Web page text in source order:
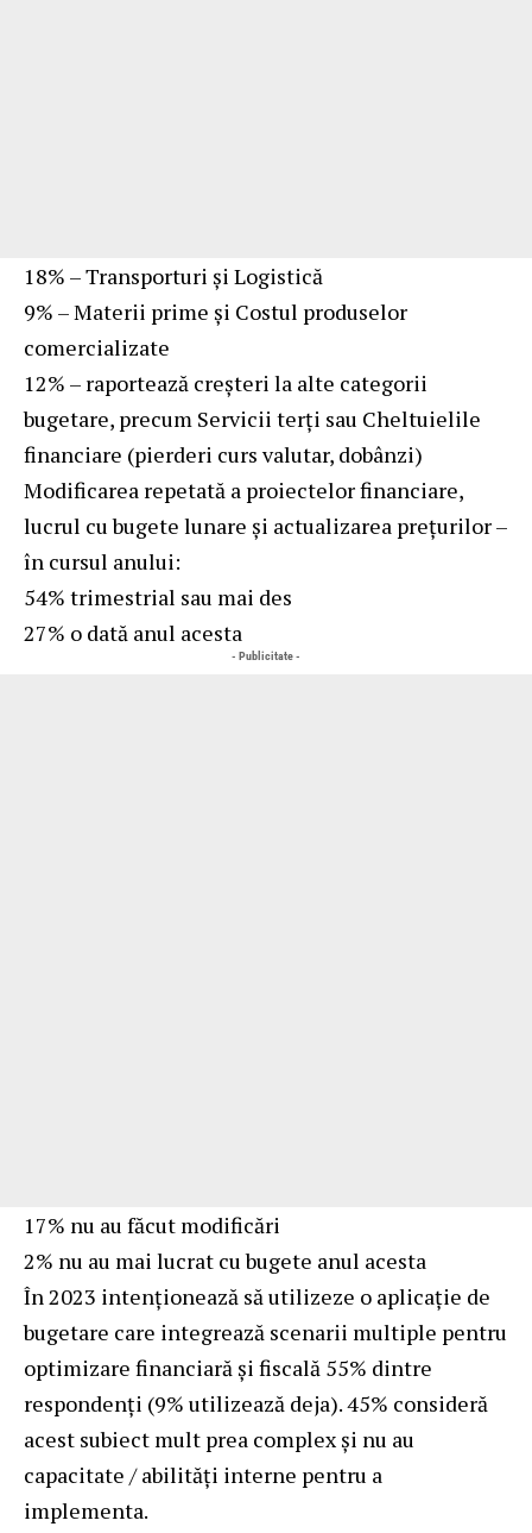
18% – Transporturi și Logistică
9% – Materii prime și Costul produselor
comercializate
12% – raportează creșteri la alte categorii
bugetare, precum Servicii terți sau Cheltuielile
financiare (pierderi curs valutar, dobânzi)
Modificarea repetată a proiectelor financiare,
lucrul cu bugete lunare și actualizarea prețurilor –
în cursul anului:
54% trimestrial sau mai des
27% o dată anul acesta
- Publicitate -
17% nu au făcut modificări
2% nu au mai lucrat cu bugete anul acesta
În 2023 intenționează să utilizeze o aplicație de
bugetare care integrează scenarii multiple pentru
optimizare financiară și fiscală 55% dintre
respondenți (9% utilizează deja). 45% consideră
acest subiect mult prea complex și nu au
capacitate / abilități interne pentru a
implementa.